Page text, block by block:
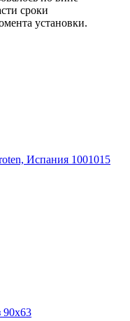
сроки
установки.
Испания 1001015
90х63